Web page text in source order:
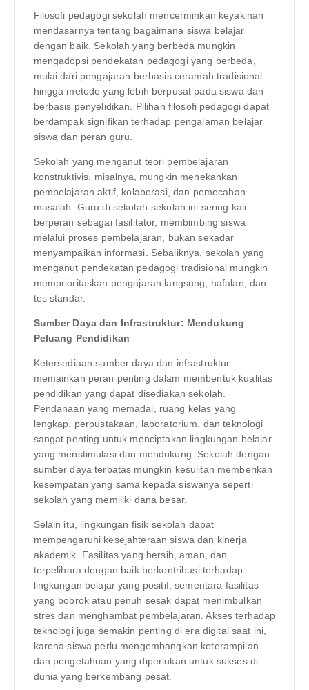
Filosofi pedagogi sekolah mencerminkan keyakinan
mendasarnya tentang bagaimana siswa belajar
dengan baik. Sekolah yang berbeda mungkin
mengadopsi pendekatan pedagogi yang berbeda,
mulai dari pengajaran berbasis ceramah tradisional
hingga metode yang lebih berpusat pada siswa dan
berbasis penyelidikan. Pilihan filosofi pedagogi dapat
berdampak signifikan terhadap pengalaman belajar
siswa dan peran guru.
Sekolah yang menganut teori pembelajaran
konstruktivis, misalnya, mungkin menekankan
pembelajaran aktif, kolaborasi, dan pemecahan
masalah. Guru di sekolah-sekolah ini sering kali
berperan sebagai fasilitator, membimbing siswa
melalui proses pembelajaran, bukan sekadar
menyampaikan informasi. Sebaliknya, sekolah yang
menganut pendekatan pedagogi tradisional mungkin
memprioritaskan pengajaran langsung, hafalan, dan
tes standar.
Sumber Daya dan Infrastruktur: Mendukung
Peluang Pendidikan
Ketersediaan sumber daya dan infrastruktur
memainkan peran penting dalam membentuk kualitas
pendidikan yang dapat disediakan sekolah.
Pendanaan yang memadai, ruang kelas yang
lengkap, perpustakaan, laboratorium, dan teknologi
sangat penting untuk menciptakan lingkungan belajar
yang menstimulasi dan mendukung. Sekolah dengan
sumber daya terbatas mungkin kesulitan memberikan
kesempatan yang sama kepada siswanya seperti
sekolah yang memiliki dana besar.
Selain itu, lingkungan fisik sekolah dapat
mempengaruhi kesejahteraan siswa dan kinerja
akademik. Fasilitas yang bersih, aman, dan
terpelihara dengan baik berkontribusi terhadap
lingkungan belajar yang positif, sementara fasilitas
yang bobrok atau penuh sesak dapat menimbulkan
stres dan menghambat pembelajaran. Akses terhadap
teknologi juga semakin penting di era digital saat ini,
karena siswa perlu mengembangkan keterampilan
dan pengetahuan yang diperlukan untuk sukses di
dunia yang berkembang pesat.